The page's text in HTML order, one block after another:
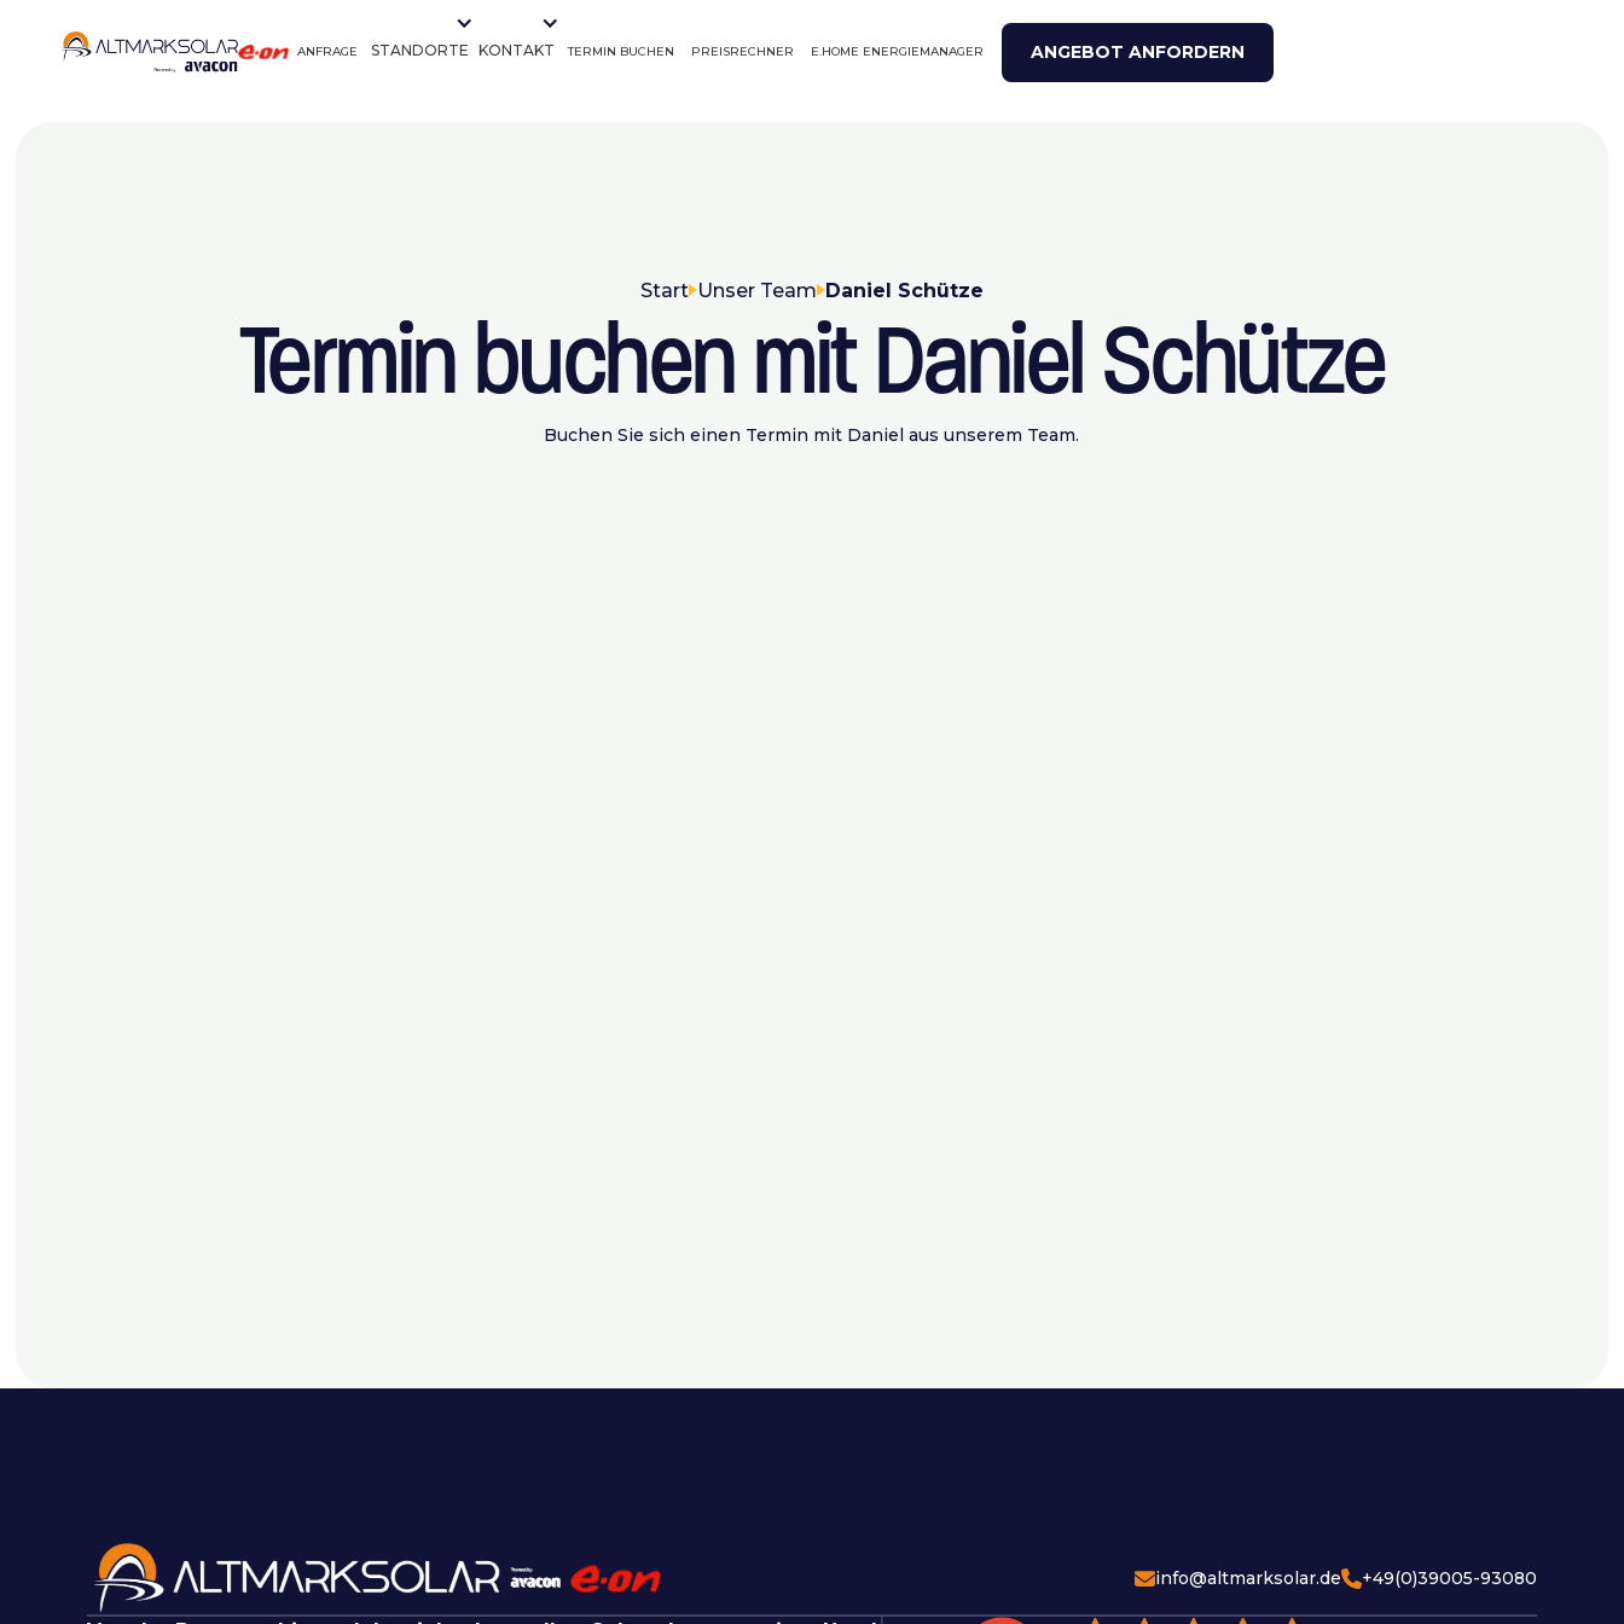
ANFRAGE STANDORTE KONTAKT TERMIN BUCHEN PREISRECHNER E.HOME ENERGIEMANAGER ANGEBOT ANFORDERN
Start Unser Team Daniel Schütze
Termin buchen mit Daniel Schütze
Buchen Sie sich einen Termin mit Daniel aus unserem Team.
info@altmarksolar.de +49(0)39005-93080